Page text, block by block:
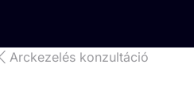
Arckezelés konzultáció